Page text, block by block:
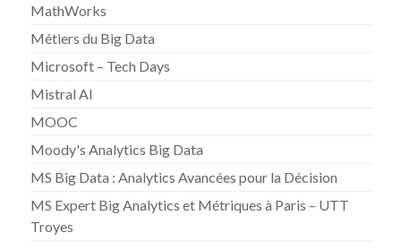
MathWorks
Métiers du Big Data
Microsoft – Tech Days
Mistral AI
MOOC
Moody's Analytics Big Data
MS Big Data : Analytics Avancées pour la Décision
MS Expert Big Analytics et Métriques à Paris – UTT
Troyes